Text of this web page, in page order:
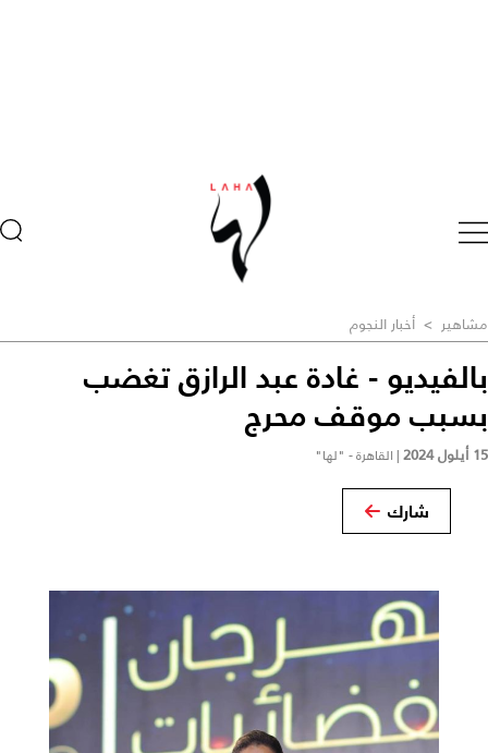
مشاهير > أخبار النجوم
بالفيديو - غادة عبد الرازق تغضب
بسبب موقف محرج
15 أيلول 2024 | القاهرة - "لها"
شارك